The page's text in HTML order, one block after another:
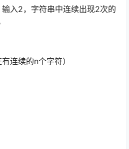
入2，字符串中连续出现2次的
连续的n个字符）